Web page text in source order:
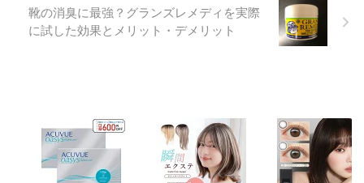
靴の消臭に最強？グランズレメディを実際
に試した効果とメリット・デメリット